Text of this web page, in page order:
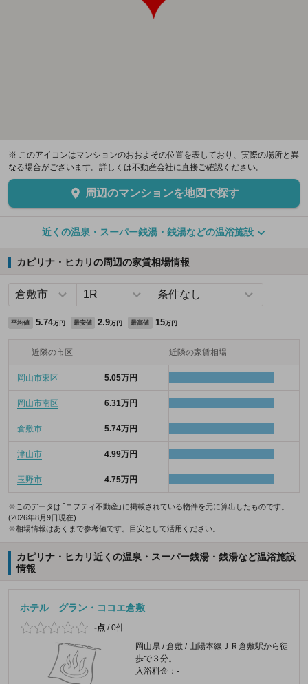
※ このアイコンはマンションのおおよその位置を表しており、実際の場所と異
なる場合がございます。詳しくは不動産会社に直接ご確認ください。
周辺のマンションを地図で探す
近くの温泉・スーパー銭湯・銭湯などの温浴施設
カピリナ・ヒカリの周辺の家賃相場情報
平均値 5.74万円 最安値 2.9万円 最高値 15万円
近隣の市区 近隣の家賃相場
岡山市東区 5.05万円
岡山市南区 6.31万円
倉敷市 5.74万円
津山市 4.99万円
玉野市 4.75万円
※このデータは「ニフティ不動産」に掲載されている物件を元に算出したものです。
(2026年8月9日現在)
※相場情報はあくまで参考値です。目安として活用ください。
カピリナ・ヒカリ近くの温泉・スーパー銭湯・銭湯など温浴施設
情報
ホテル グラン・ココエ倉敷
-点 /0件
岡山県 / 倉敷 / 山陽本線ＪＲ倉敷駅から徒
歩で３分。
入浴料金：-